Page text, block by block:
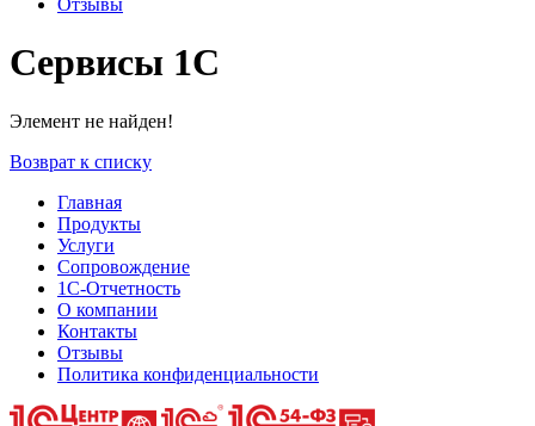
Отзывы
Сервисы 1С
Элемент не найден!
Возврат к списку
Главная
Продукты
Услуги
Сопровождение
1С-Отчетность
О компании
Контакты
Отзывы
Политика конфиденциальности